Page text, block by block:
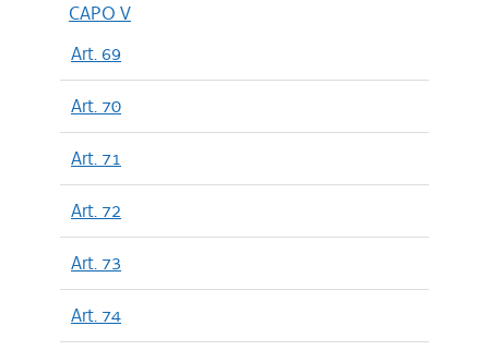
CAPO V
Art. 69
Art. 70
Art. 71
Art. 72
Art. 73
Art. 74